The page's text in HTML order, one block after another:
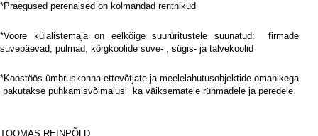
*Praegused perenaised on kolmandad rentnikud
*Voore külalistemaja on eelkõige suurüritustele suunatud:
firmade
suvepäevad, pulmad, kõrgkoolide suve- , sügis- ja talvekoolid
*Koostöös ümbruskonna ettevõtjate ja meelelahutusobjektide omanikega
pakutakse puhkamisvõimalusi
ka väiksematele rühmadele ja peredele
TOOMAS REINPÕLD